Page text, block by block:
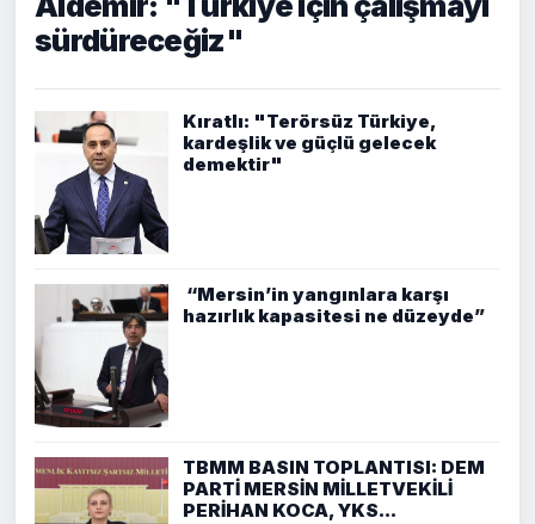
sürdüreceğiz"
Kıratlı: "Terörsüz Türkiye,
kardeşlik ve güçlü gelecek
demektir"
“Mersin’in yangınlara karşı
hazırlık kapasitesi ne düzeyde”
TBMM BASIN TOPLANTISI: DEM
PARTİ MERSİN MİLLETVEKİLİ
PERİHAN KOCA, YKS...